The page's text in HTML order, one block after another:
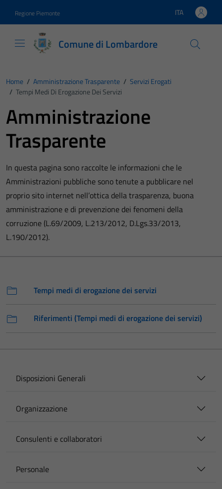
Regione Piemonte Lingua attiva:
ITA
Comune di Lombardore
Home / Amministrazione Trasparente / Servizi Erogati
/ Tempi Medi Di Erogazione Dei Servizi
Amministrazione
Trasparente
In questa pagina sono raccolte le informazioni che le
Amministrazioni pubbliche sono tenute a pubblicare nel
proprio sito internet nell’ottica della trasparenza, buona
amministrazione e di prevenzione dei fenomeni della
corruzione (L.69/2009, L.213/2012, D.Lgs.33/2013,
L.190/2012).
Tempi medi di erogazione dei servizi
Riferimenti (Tempi medi di erogazione dei servizi)
Disposizioni Generali
Organizzazione
Consulenti e collaboratori
Personale